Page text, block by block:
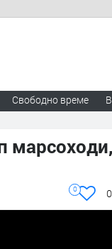
Свободно време
0
0